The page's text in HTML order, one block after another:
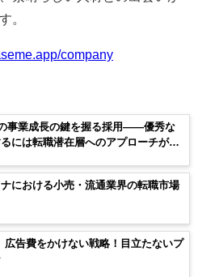
。
company
事業成長の鍵を握る採用――優秀な
には転職潜在層へのアプローチが必
における小売・流通業界の転職市場
広告費をかけない戦略！目立たないプ